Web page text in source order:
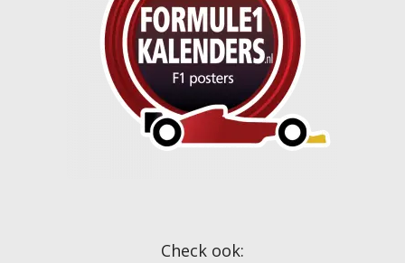
Check ook: